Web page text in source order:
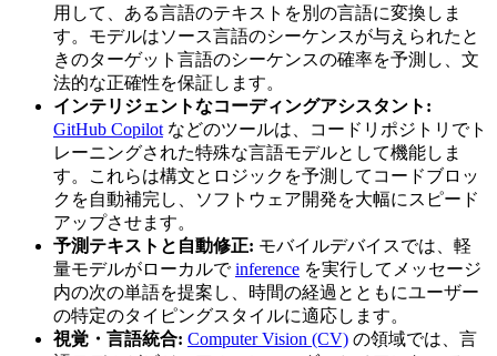
用して、ある言語のテキストを別の言語に変換しま
す。モデルはソース言語のシーケンスが与えられたと
きのターゲット言語のシーケンスの確率を予測し、文
法的な正確性を保証します。
インテリジェントなコーディングアシスタント:
GitHub Copilot などのツールは、コードリポジトリでト
レーニングされた特殊な言語モデルとして機能しま
す。これらは構文とロジックを予測してコードブロッ
クを自動補完し、ソフトウェア開発を大幅にスピード
アップさせます。
予測テキストと自動修正: モバイルデバイスでは、軽
量モデルがローカルでinference を実行してメッセージ
内の次の単語を提案し、時間の経過とともにユーザー
の特定のタイピングスタイルに適応します。
視覚・言語統合: Computer Vision (CV) の領域では、言